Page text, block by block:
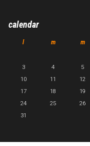
calendar
l m m
3
4 5
10
11 12
17
18 19
24
25 26
31